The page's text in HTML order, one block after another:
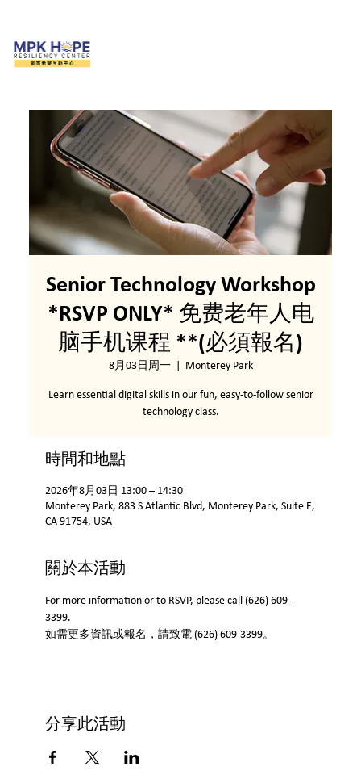
Senior Technology Workshop
*RSVP ONLY* 免费老年人电
脑手机课程 **(必須報名)
8月03日周一
  |
Monterey Park
Learn essential digital skills in our fun, easy-to-follow senior
technology class.
時間和地點
2026年8月03日 13:00 – 14:30
Monterey Park, 883 S Atlantic Blvd, Monterey Park, Suite E,
CA 91754, USA
關於本活動
For more information or to RSVP, please call (626) 609-
3399.
如需更多資訊或報名，請致電 (626) 609-3399。
分享此活動